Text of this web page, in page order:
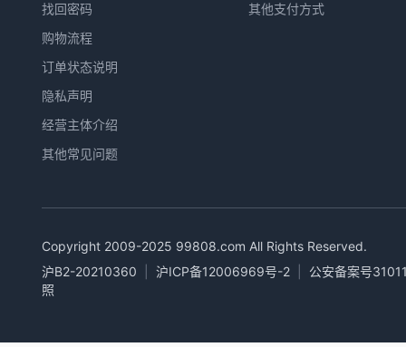
找回密码
购物流程
订单状态说明
隐私声明
经营主体介绍
其他常见问题
其他支付方式
Copyright 2009-2025 99808.com All Rights Reserved.
沪B2-20210360
沪ICP备12006969号-2
公安备案号
照